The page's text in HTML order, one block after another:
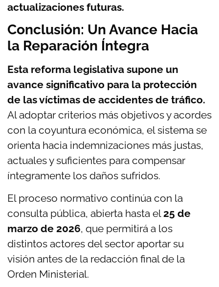
actualizaciones futuras.
Conclusión: Un Avance Hacia
la Reparación Íntegra
Esta reforma legislativa supone un
avance significativo para la protección
de las víctimas de accidentes de tráfico.
Al adoptar criterios más objetivos y acordes
con la coyuntura económica, el sistema se
orienta hacia indemnizaciones más justas,
actuales y suficientes para compensar
íntegramente los daños sufridos.
El proceso normativo continúa con la
consulta pública, abierta hasta el 25 de
marzo de 2026, que permitirá a los
distintos actores del sector aportar su
visión antes de la redacción final de la
Orden Ministerial.